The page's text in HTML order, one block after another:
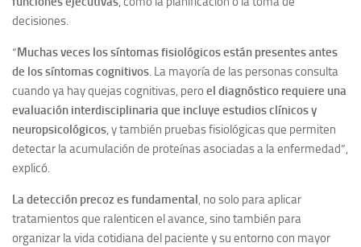
decisiones.
“ Muchas veces los síntomas fisiológicos están presentes antes
de los síntomas cognitivos. La mayoría de las personas consulta
cuando ya hay quejas cognitivas, pero el diagnóstico requiere una
evaluación interdisciplinaria que incluye estudios clínicos y
neuropsicológicos, y también pruebas fisiológicas que permiten
detectar la acumulación de proteínas asociadas a la enfermedad”,
explicó.
La detección precoz es fundamental , no solo para aplicar
tratamientos que ralenticen el avance, sino también para
organizar la vida cotidiana del paciente y su entorno con mayor